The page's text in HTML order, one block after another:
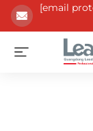
[email